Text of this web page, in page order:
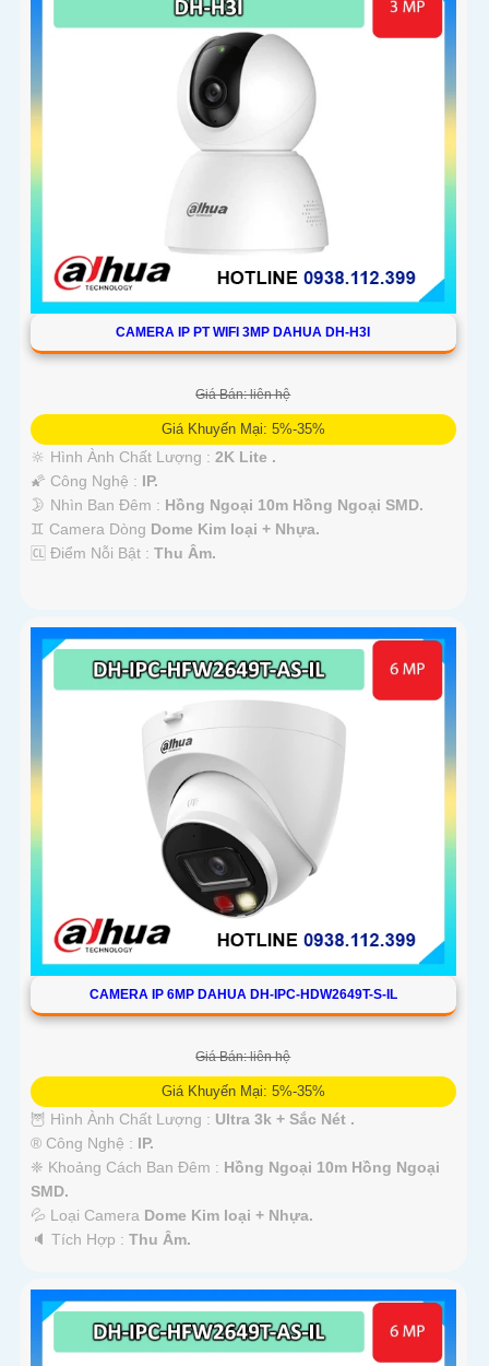
CAMERA IP PT WIFI 3MP DAHUA DH-H3I
Giá Bán: liên hệ
Giá Khuyến Mại: 5%-35%
🔆 Hình Ành Chất Lượng : 2K Lite .
🌠 Công Nghệ : IP.
🌛 Nhìn Ban Đêm : Hồng Ngoại 10m Hồng Ngoại SMD.
♊ Camera Dòng Dome Kim loại + Nhựa.
️🆑 Điểm Nỗi Bật : Thu Âm.
CAMERA IP 6MP DAHUA DH-IPC-HDW2649T-S-IL
Giá Bán: liên hệ
Giá Khuyến Mại: 5%-35%
🦉 Hình Ành Chất Lượng : Ultra 3k + Sắc Nét .
®️ Công Nghệ : IP.
❈ Khoảng Cách Ban Đêm : Hồng Ngoại 10m Hồng Ngoại
SMD.
💦 Loại Camera Dome Kim loại + Nhựa.
️🔈 Tích Hợp : Thu Âm.